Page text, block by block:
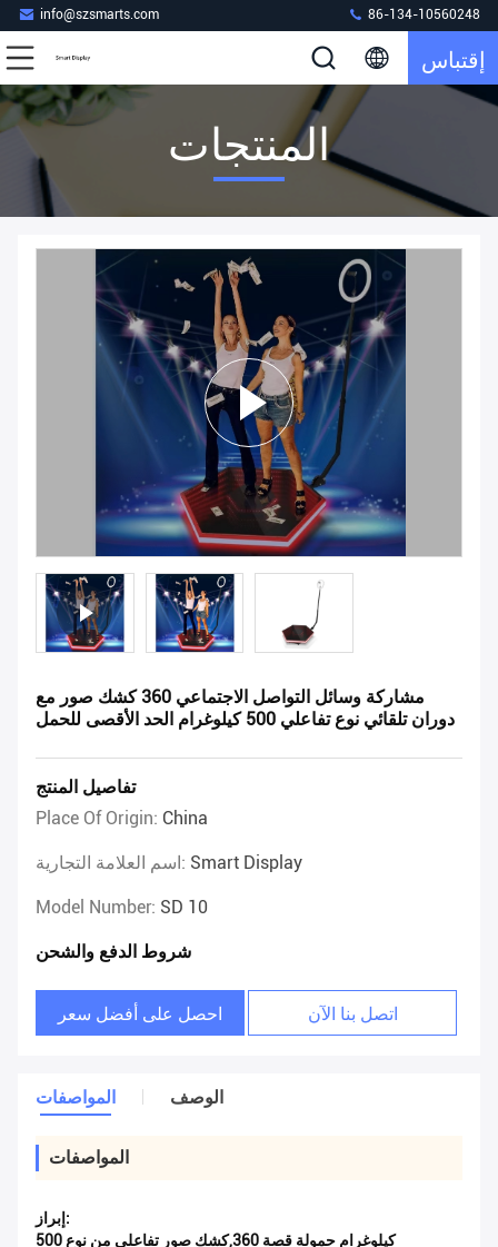
info@szsmarts.com 86-134-10560248
إقتباس
المنتجات
مشاركة وسائل التواصل الاجتماعي 360 كشك صور مع
دوران تلقائي نوع تفاعلي 500 كيلوغرام الحد الأقصى للحمل
تفاصيل المنتج
Place Of Origin: China
اسم العلامة التجارية: Smart Display
Model Number: SD 10
شروط الدفع والشحن
احصل على أفضل سعر اتصل بنا الآن
المواصفات الوصف
المواصفات
إبراز:
500 كيلوغرام حمولة قصة 360,كشك صور تفاعلي من نوع